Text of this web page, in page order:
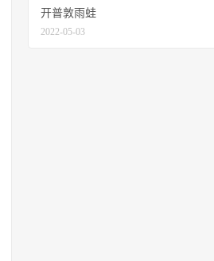
开普敦雨蛙
2022-05-03